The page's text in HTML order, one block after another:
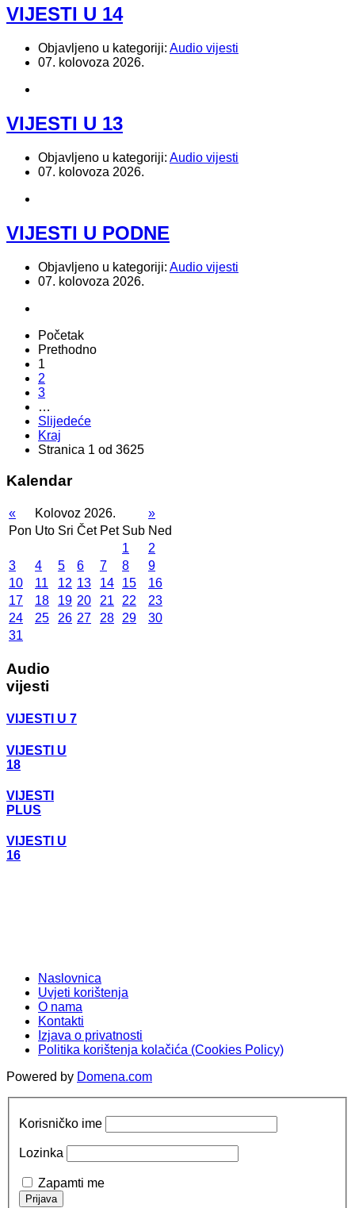
VIJESTI U 14
Objavljeno u kategoriji: Audio vijesti
07. kolovoza 2026.
VIJESTI U 13
Objavljeno u kategoriji: Audio vijesti
07. kolovoza 2026.
VIJESTI U PODNE
Objavljeno u kategoriji: Audio vijesti
07. kolovoza 2026.
Početak
Prethodno
1
2
3
…
Slijedeće
Kraj
Stranica 1 od 3625
Kalendar
« Kolovoz 2026.
»
Pon Uto Sri Čet Pet Sub Ned
1
2
3
4 5 6 7 8
9
10
11 12 13 14 15
16
17
18 19 20 21 22
23
24
25 26 27 28 29
30
31
Audio
vijesti
VIJESTI U 7
VIJESTI U
18
VIJESTI
PLUS
VIJESTI U
16
Naslovnica
Uvjeti korištenja
O nama
Kontakti
Izjava o privatnosti
Politika korištenja kolačića (Cookies Policy)
Powered by Domena.com
Korisničko ime
Lozinka
Zapamti me